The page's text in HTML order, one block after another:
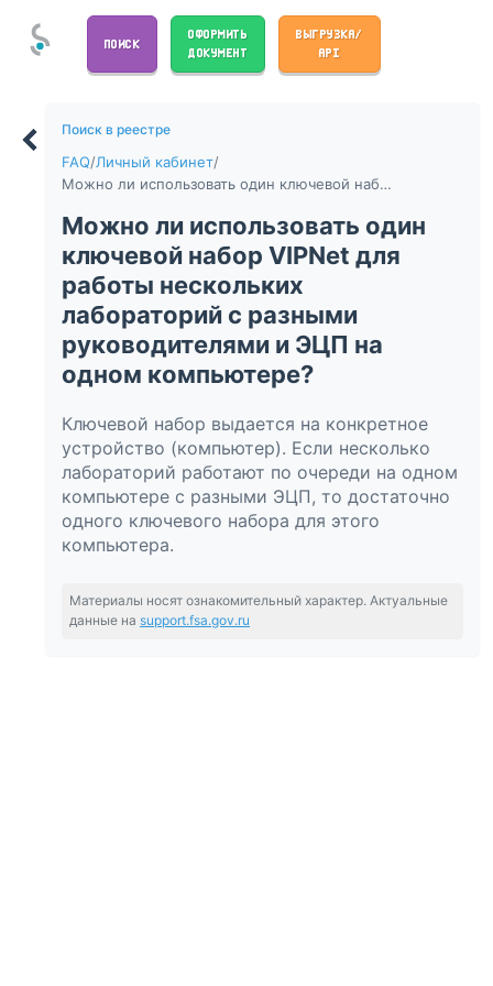
ПОИСК
ОФОРМИТЬ
ДОКУМЕНТ
ВЫГРУЗКА/
API
Поиск в реестре
FAQ/Личный кабинет/
Можно ли использовать один ключевой набор VIPNet для работы нескольких лабораторий с разными руководителями и ЭЦП на одном компьютере?
Можно ли использовать один
ключевой набор VIPNet для
работы нескольких
лабораторий с разными
руководителями и ЭЦП на
одном компьютере?
Ключевой набор выдается на конкретное
устройство (компьютер). Если несколько
лабораторий работают по очереди на одном
компьютере с разными ЭЦП, то достаточно
одного ключевого набора для этого
компьютера.
Материалы носят ознакомительный характер. Актуальные
данные на support.fsa.gov.ru